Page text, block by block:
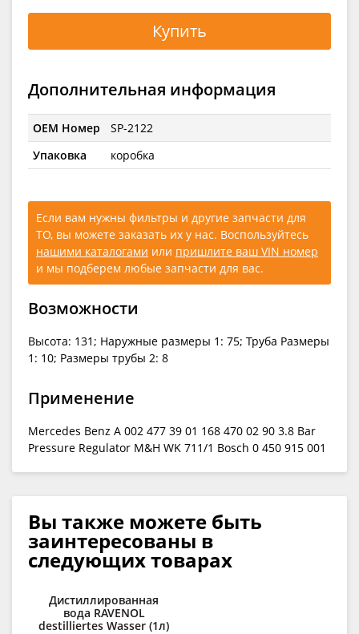
Купить
Дополнительная информация
OEM Номер
SP-2122
Упаковка
коробка
Если вам нужны фильтры и другие запчасти для
ТО, вы можете заказать их у нас. Воспользуйтесь
нашими каталогами или пришлите ваш VIN номер
и мы подберем любые запчасти для вас.
Возможности
Высота: 131; Наружные размеры 1: 75; Труба Размеры
1: 10; Размеры трубы 2: 8
Применение
Mercedes Benz A 002 477 39 01 168 470 02 90 3.8 Bar
Pressure Regulator M&H WK 711/1 Bosch 0 450 915 001
Вы также можете быть
заинтересованы в
следующих товарах
Дистиллированная
вода RAVENOL
destilliertes Wasser (1л)